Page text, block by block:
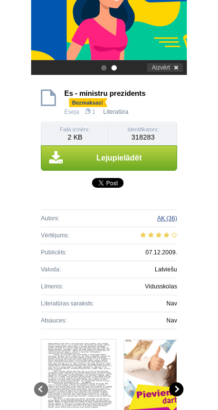
. Aizvērt
Es - ministru prezidents
Bezmaksas!
Eseja 1 Literatūra
Faila izmērs:
2 KB
Identifikators:
318283
Lejupielādēt
Autors: AK (36)
Vērtējums:
Publicēts: 07.12.2009.
Valoda: Latviešu
Līmenis: Vidusskolas
Literatūras saraksts: Nav
Atsauces: Nav